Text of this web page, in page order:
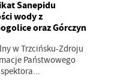
Sanepidu
wody z
oraz Górczyn
w Trzcińsku-Zdroju
Państwowego